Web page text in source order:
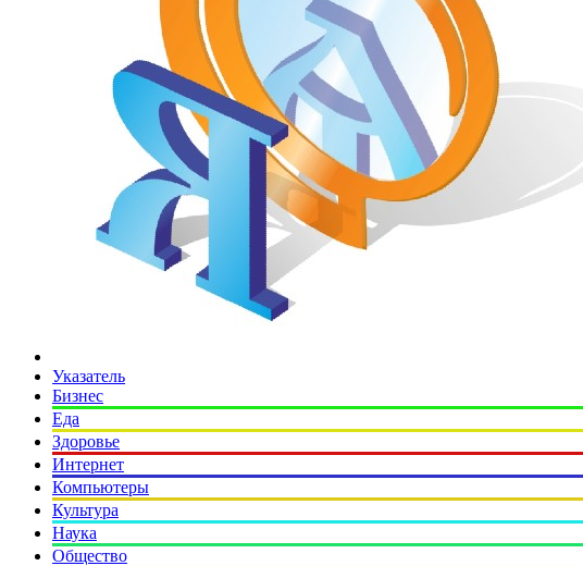
Указатель
Бизнес
Еда
Здоровье
Интернет
Компьютеры
Культура
Наука
Общество